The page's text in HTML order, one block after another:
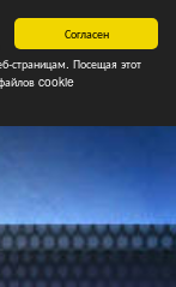
Согласен
страницам. Посещая этот
cookie
НФ Свободные